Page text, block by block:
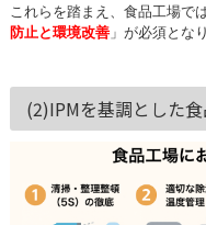
これらを踏まえ、食品工場で
防止と環境改善」が必須とな
(2)IPMを基調とした